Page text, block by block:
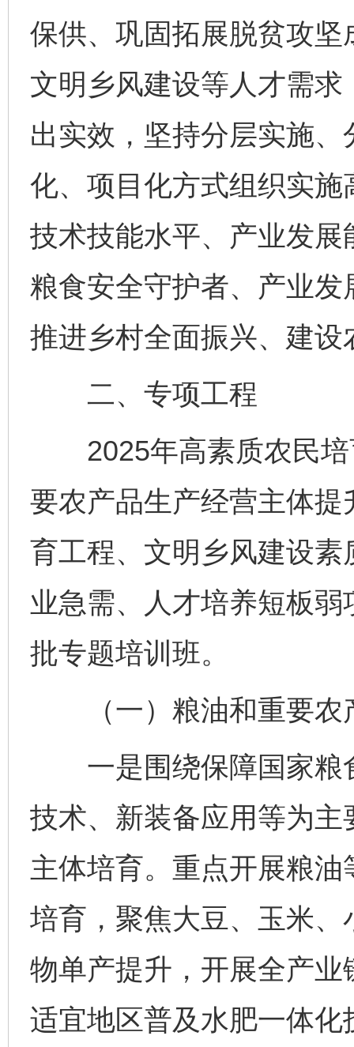
保供、巩固拓展脱贫攻
文明乡风建设等人才需
出实效，坚持分层实施
化、项目化方式组织实
技术技能水平、产业发
粮食安全守护者、产业
推进乡村全面振兴、建
二、专项工程
2025年高素质农民培
要农产品生产经营主体
育工程、文明乡风建设
业急需、人才培养短板
批专题培训班。
（一）粮油和重要农
一是围绕保障国家粮
技术、新装备应用等为
主体培育。重点开展粮
培育，聚焦大豆、玉米
物单产提升，开展全产
适宜地区普及水肥一体